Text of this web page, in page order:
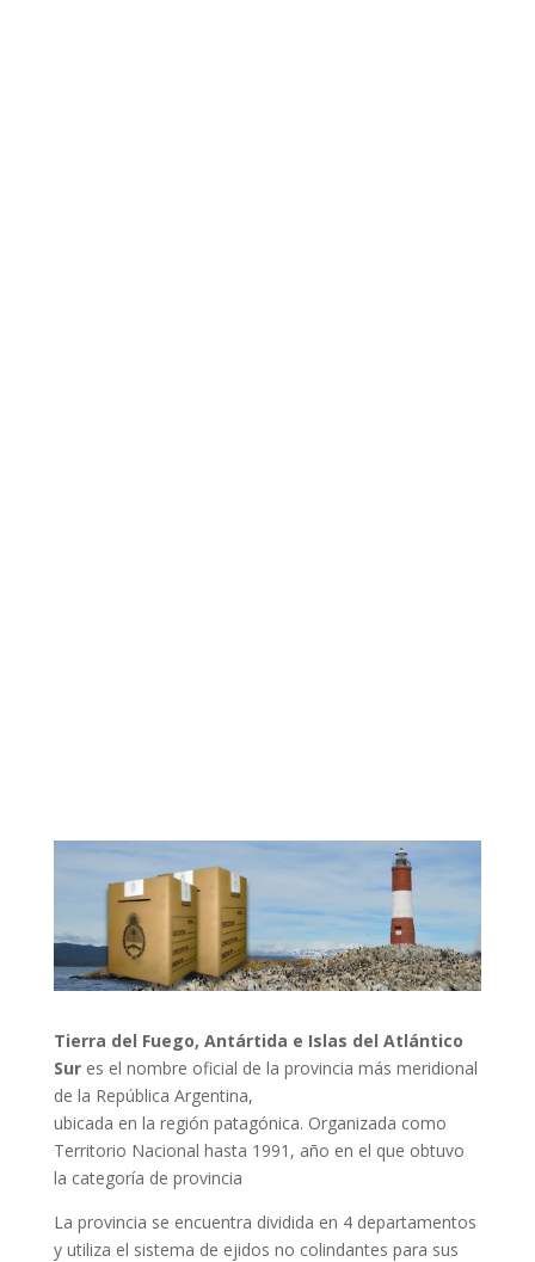
Tierra del Fuego, Antártida e Islas del Atlántico
Sur es el nombre oficial de la provincia más meridional
de la República Argentina,
ubicada en la región patagónica. Organizada como
Territorio Nacional hasta 1991, año en el que obtuvo
la categoría de provincia
La provincia se encuentra dividida en 4 departamentos
y utiliza el sistema de ejidos no colindantes para sus